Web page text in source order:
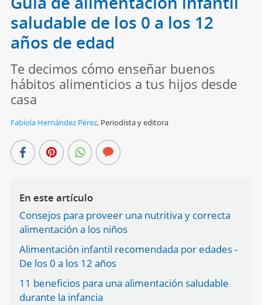
saludable de los 0 a los 12
años de edad
Te decimos cómo enseñar buenos
hábitos alimenticios a tus hijos desde
casa
Fabiola Hernández Pérez, Periodista y editora
En este artículo
Consejos para proveer una nutritiva y correcta
alimentación a los niños
Alimentación infantil recomendada por edades -
De los 0 a los 12 años
11 beneficios para una alimentación saludable
durante la infancia